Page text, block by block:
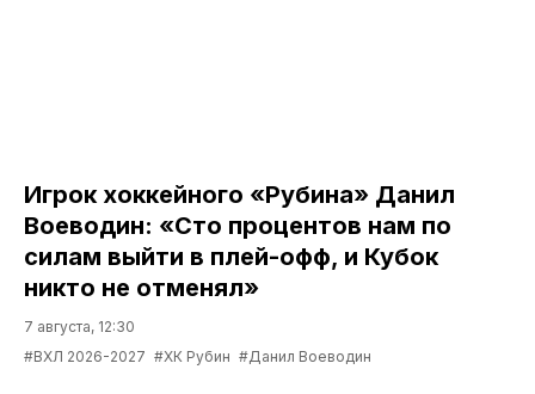
Игрок хоккейного «Рубина» Данил
Воеводин: «Сто процентов нам по
силам выйти в плей-офф, и Кубок
никто не отменял»
7 августа, 12:30
#ВХЛ 2026-2027 #ХК Рубин #Данил Воеводин